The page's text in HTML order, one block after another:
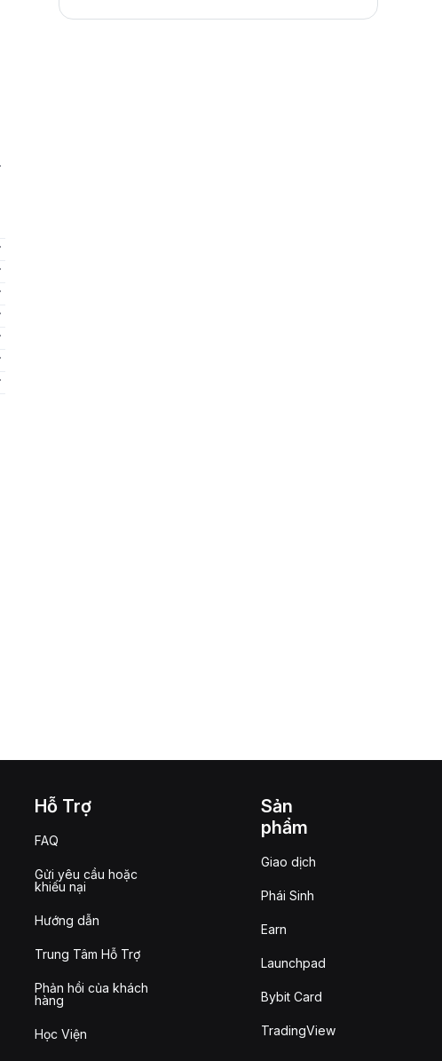
Hỗ Trợ
FAQ
Gửi yêu cầu hoặc
khiếu nại
Hướng dẫn
Trung Tâm Hỗ Trợ
Phản hồi của khách
hàng
Học Viện
Sản
phẩm
Giao dịch
Phái Sinh
Earn
Launchpad
Bybit Card
TradingView